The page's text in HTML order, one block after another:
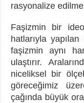
rasyonalize
Faşizmin bir
hatlarıyla
faşizmin aynı
ulaştırır.
niceliksel bir
göreceğimiz
çağında büyük